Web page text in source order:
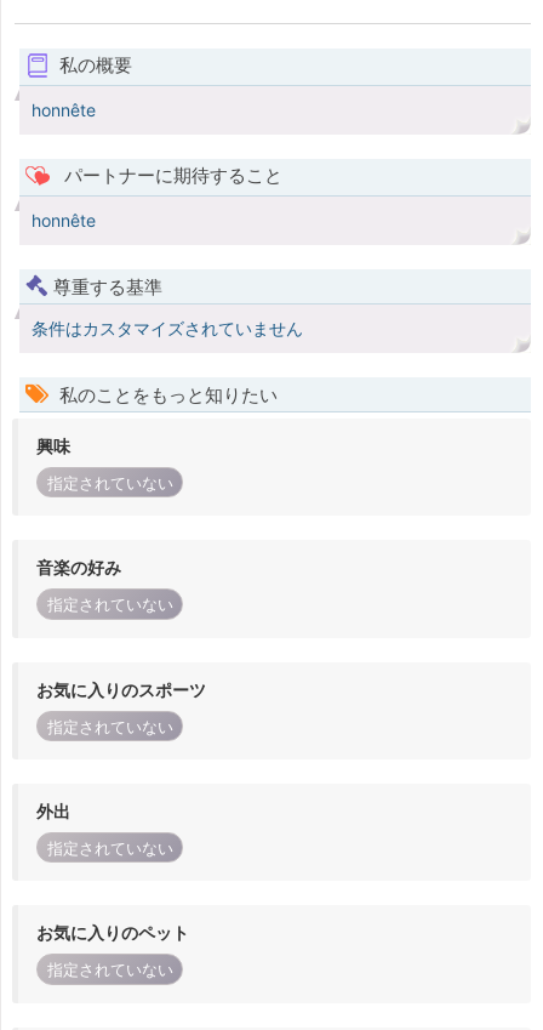
私の概要
honnête
パートナーに期待すること
honnête
尊重する基準
条件はカスタマイズされていません
私のことをもっと知りたい
興味
指定されていない
音楽の好み
指定されていない
お気に入りのスポーツ
指定されていない
外出
指定されていない
お気に入りのペット
指定されていない